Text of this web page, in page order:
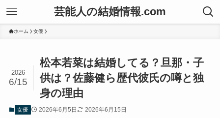
芸能人の結婚情報.com
ホーム 女優
松本若菜は結婚してる？旦那・子
供は？佐藤健ら歴代彼氏の噂と独
身の理由
2026
6/15
女優 2026年6月5日 2026年6月15日